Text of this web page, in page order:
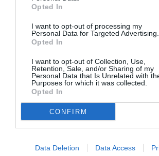
Opted In
I want to opt-out of processing my
Personal Data for Targeted Advertising.
Opted In
I want to opt-out of Collection, Use,
Retention, Sale, and/or Sharing of my
Personal Data that Is Unrelated with
Purposes for which it was collected.
Opted In
CONFIRM
Data Deletion Data Access
στο
Τα Στενά
Παπούτσια, της
σκηνοθεσία
Ο
Αόρατη